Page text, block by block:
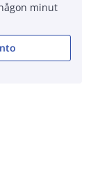
minut